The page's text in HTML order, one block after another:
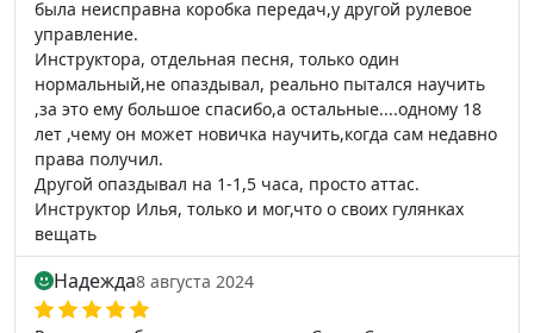
была неисправна коробка передач,у другой рулевое
управление.
Инструктора, отдельная песня, только один
нормальный,не опаздывал, реально пытался научить
,за это ему большое спасибо,а остальные....одному 18
лет ,чему он может новичка научить,когда сам недавно
права получил.
Другой опаздывал на 1-1,5 часа, просто аттас.
Инструктор Илья, только и мог,что о своих гулянках
вещать
Надежда8 августа 2024